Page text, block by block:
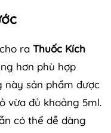
ra Thuốc Kích
hơn phù hợp
này sản phẩm được
vừa đủ khoảng 5ml.
có thể dễ dàng